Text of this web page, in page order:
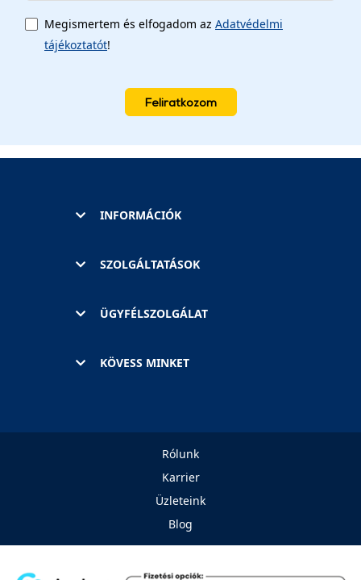
Megismertem és elfogadom az Adatvédelmi
tájékoztatót!
Feliratkozom
INFORMÁCIÓK
SZOLGÁLTATÁSOK
ÜGYFÉLSZOLGÁLAT
KÖVESS MINKET
Rólunk
Karrier
Üzleteink
Blog